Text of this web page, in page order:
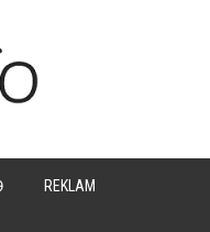
REKLAM